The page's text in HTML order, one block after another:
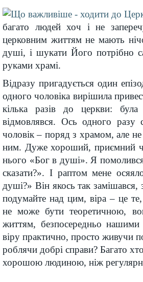
багато людей хоч і не
церковним життям не мають
душі, і шукати Його потрібно
руками храмі.
Відразу пригадується один
одного чоловіка вирішила
кілька разів до церкви:
відмовлявся. Ось одного
чоловік – поряд з храмом, але
ним. Дуже хороший, приємний
нього «Бог в душі». Я
сказати?». І раптом мене
душі?» Він якось так
подумайте над цим, віра – це
не може бути теоретичною,
життям, безпосередньо
віру практично, просто живучи
роблячи добрі справи? Багато
хорошою людиною, ніж